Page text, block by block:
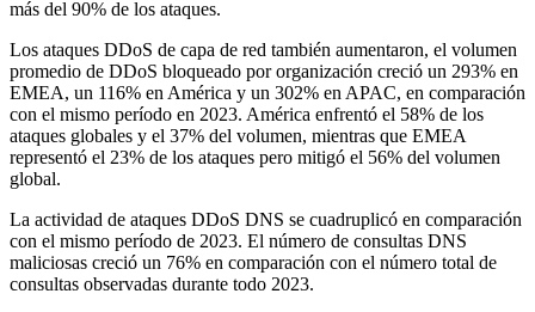
más del 90% de los ataques.
Los ataques DDoS de capa de red también aumentaron, el volumen
promedio de DDoS bloqueado por organización creció un 293% en
EMEA, un 116% en América y un 302% en APAC, en comparación
con el mismo período en 2023. América enfrentó el 58% de los
ataques globales y el 37% del volumen, mientras que EMEA
representó el 23% de los ataques pero mitigó el 56% del volumen
global.
La actividad de ataques DDoS DNS se cuadruplicó en comparación
con el mismo período de 2023. El número de consultas DNS
maliciosas creció un 76% en comparación con el número total de
consultas observadas durante todo 2023.